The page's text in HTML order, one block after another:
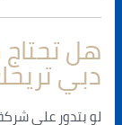
هل
دبي
لو بتدور على